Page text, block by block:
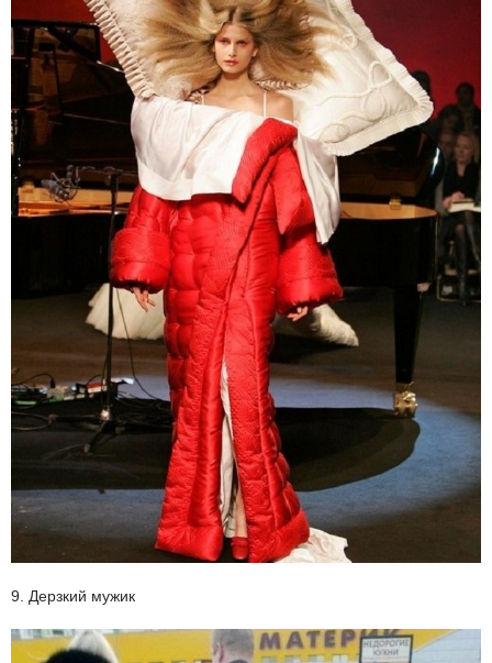
9. Дерзкий мужик